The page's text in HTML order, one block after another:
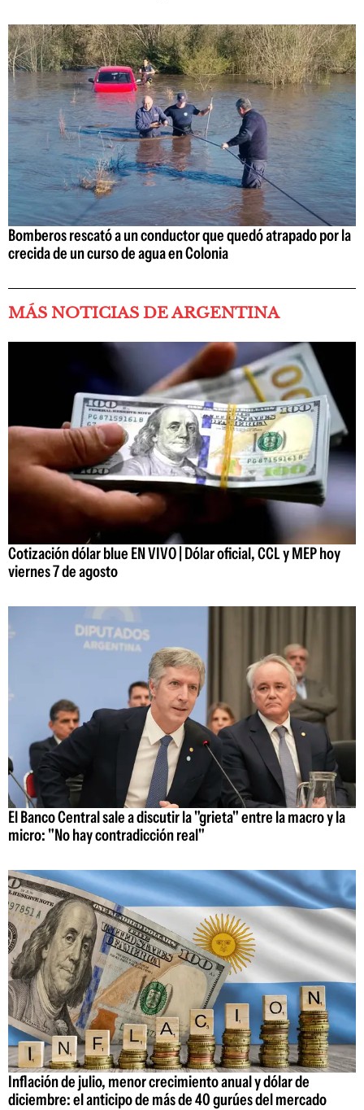
Bomberos rescató a un conductor que quedó atrapado por la
crecida de un curso de agua en Colonia
MÁS NOTICIAS DE ARGENTINA
Cotización dólar blue EN VIVO | Dólar oficial, CCL y MEP hoy
viernes 7 de agosto
El Banco Central sale a discutir la "grieta" entre la macro y la
micro: "No hay contradicción real"
Inflación de julio, menor crecimiento anual y dólar de
diciembre: el anticipo de más de 40 gurúes del mercado